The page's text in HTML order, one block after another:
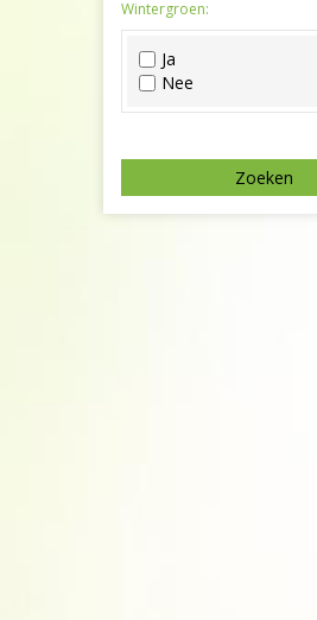
Roze
Wit
Zwart
Wintergroen:
Ja
Nee